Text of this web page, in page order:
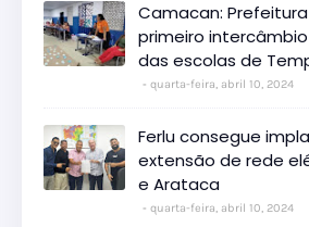
Camacan:
primeiro
das escolas de
quarta-feira, abril 10, 2024
Ferlu consegue
extensão de rede
e Arataca
quarta-feira, abril 10, 2024